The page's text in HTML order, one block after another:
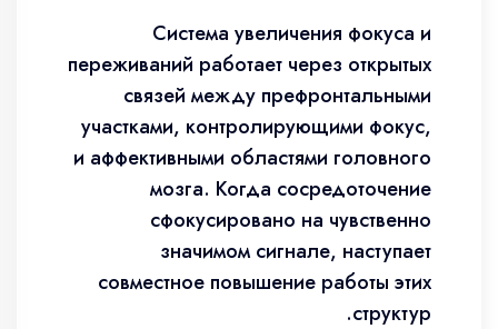
Система увеличения фокуса и
переживаний работает через открытых
связей между префронтальными
участками, контролирующими фокус,
и аффективными областями головного
мозга. Когда сосредоточение
сфокусировано на чувственно
значимом сигнале, наступает
совместное повышение работы этих
структур.